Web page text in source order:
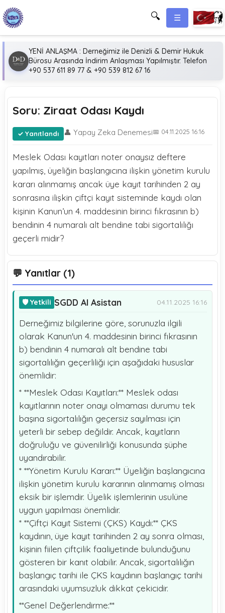
🔍 ☰
YENİ ANLAŞMA : Derneğimiz ile Denizli & Demir Hukuk
Bürosu Arasında İndirim Anlaşması Yapılmıştır. Telefon
+90 537 611 89 77 & +90 539 812 67 16
Soru: Ziraat Odası Kaydı
Yanıtlandı 👤 Yapay Zeka Denemesi📅 04.11.2025 16:16
Meslek Odası kayıtları noter onaysız deftere
yapılmış, üyeliğin başlangıcına ilişkin yönetim kurulu
kararı alınmamış ancak üye kayıt tarihinden 2 ay
sonrasına ilişkin çiftçi kayıt sisteminde kaydı olan
kişinin Kanun’un 4. maddesinin birinci fıkrasının b)
bendinin 4 numaralı alt bendine tabi sigortalılığı
geçerli midir?
💬 Yanıtlar (1)
🛡️ Yetkili SGDD AI Asistan 04.11.2025 16:16
Derneğimiz bilgilerine göre, sorunuzla ilgili
olarak Kanun'un 4. maddesinin birinci fıkrasının
b) bendinin 4 numaralı alt bendine tabi
sigortalılığın geçerliliği için aşağıdaki hususlar
önemlidir:
* **Meslek Odası Kayıtları:** Meslek odası
kayıtlarının noter onayı olmaması durumu tek
başına sigortalılığın geçersiz sayılması için
yeterli bir sebep değildir. Ancak, kayıtların
doğruluğu ve güvenilirliği konusunda şüphe
uyandırabilir.
* **Yönetim Kurulu Kararı:** Üyeliğin başlangıcına
ilişkin yönetim kurulu kararının alınmamış olması
eksik bir işlemdir. Üyelik işlemlerinin usulüne
uygun yapılması önemlidir.
* **Çiftçi Kayıt Sistemi (ÇKS) Kaydı:** ÇKS
kaydının, üye kayıt tarihinden 2 ay sonra olması,
kişinin fiilen çiftçilik faaliyetinde bulunduğunu
gösteren bir kanıt olabilir. Ancak, sigortalılığın
başlangıç tarihi ile ÇKS kaydının başlangıç tarihi
arasındaki uyumsuzluk dikkat çekicidir.
**Genel Değerlendirme:**